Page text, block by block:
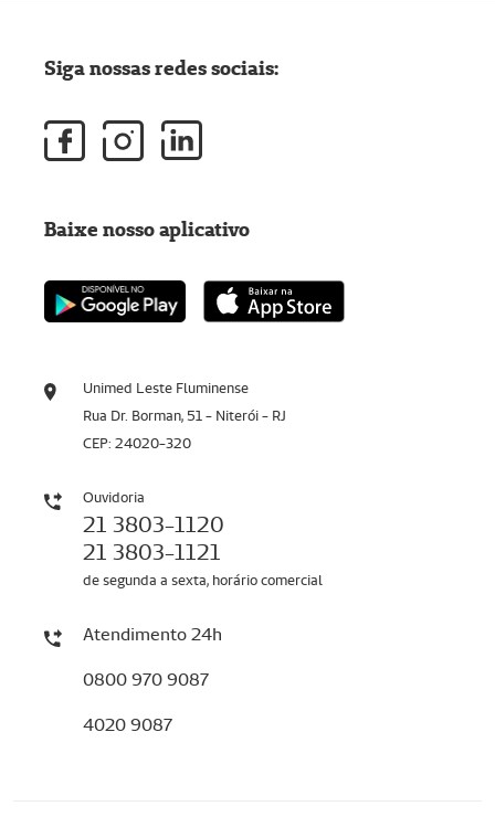
Unimed Leste Fluminense
Rua Dr. Borman, 51 - Niterói - RJ
CEP: 24020-320
Ouvidoria
21 3803-1120
21 3803-1121
de segunda a sexta, horário comercial
Atendimento 24h
0800 970 9087
4020 9087
Siga nossas redes sociais:
Baixe nosso aplicativo